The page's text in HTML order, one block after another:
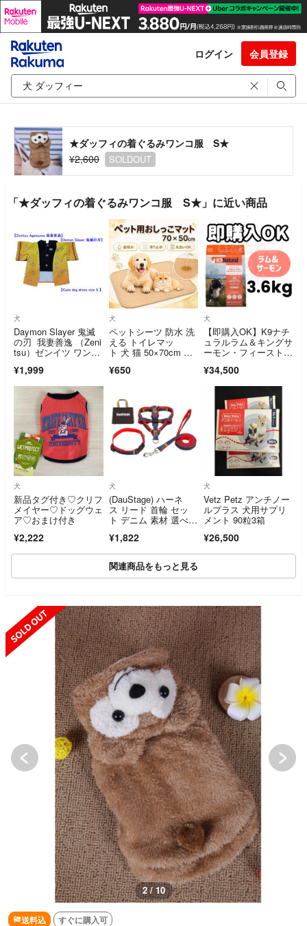
ログイン 会員登録
★ダッフィの着ぐるみワンコ服 S★
¥2,600
SOLDOUT
「★ダッフィの着ぐるみワンコ服 S★」に近い商品
犬
Daymon Slayer 鬼滅
の刃 我妻善逸 （Zeni
tsu）ゼンイツ ワンち
ズ 犬服 ドッグウェア
¥1,999
犬
ペットシーツ 防水 洗
える トイレマッ
ト 犬 猫 50×70cm ベ
¥650
犬
【即購入OK】K9ナチ
ュラルラム＆キングサ
ーモン・フィースト3.
¥34,500
犬
新品タグ付き♡クリフ
メイヤー♡ドッグウェ
ア♡おまけ付き
¥2,222
犬
(DauStage) ハーネ
ス リード 首輪 セッ
ト デニム 素材 選べ
¥1,822
犬
Vetz Petz アンチノー
ルプラス 犬用サプリ
メント 90粒3箱
¥26,500
関連商品をもっと見る
SOLD OUT
2 / 10
送料込 すぐに購入可